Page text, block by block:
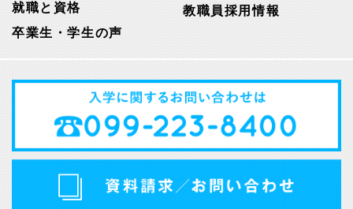
就職と資格
卒業生・学生の声
教職員採用情報